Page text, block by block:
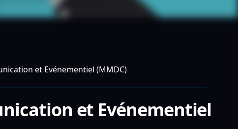
et Evénementiel (MMDC)
et Evénementiel